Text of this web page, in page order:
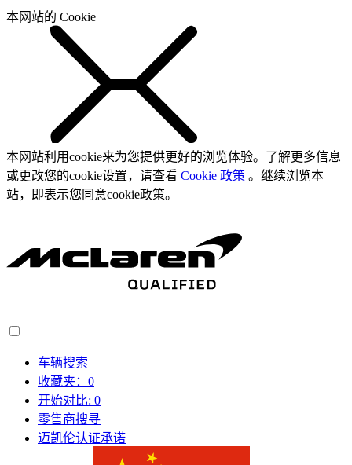
本网站的 Cookie
本网站利用cookie来为您提供更好的浏览体验。了解更多信息
或更改您的cookie设置，请查看 Cookie 政策 。继续浏览本
站，即表示您同意cookie政策。
车辆搜索
收藏夹： 0
开始对比: 0
零售商搜寻
迈凯伦认证承诺